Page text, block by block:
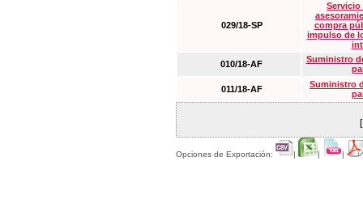
029/18-SP
Servicio
compra
impulso de
010/18-AF
Suministro
011/18-AF
Suministro
Opciones de Exportación: | | |